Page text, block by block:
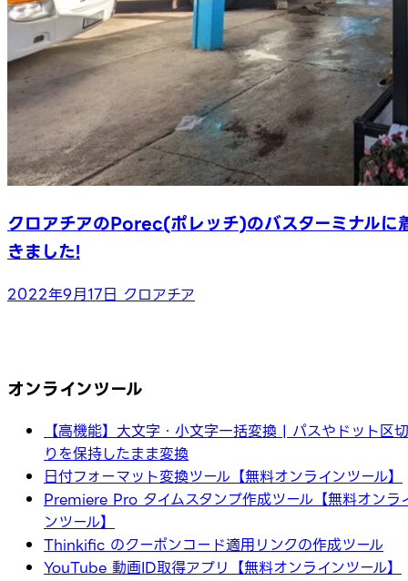
クロアチアのPorec(ポレッチ)のバスターミナルに
きました!
2022年9月17日 クロアチア
オンラインツール
【高機能】大文字・小文字一括変換 | パスやドット区切
りを保持したまま変換
日付フォーマット変換ツール【無料オンラインツール】
Premiere Pro タイムスタンプ作成ツール【無料オンラ
ンツール】
Thinkific のクーポンコード適用リンクの作成ツール
YouTube 動画ID取得アプリ【無料オンラインツール】